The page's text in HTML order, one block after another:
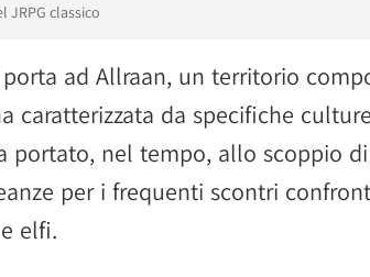
JRPG classico
ad Allraan, un territorio
caratterizzata da specifiche
portato, nel tempo, allo scoppio
per i frequenti scontri
elfi.